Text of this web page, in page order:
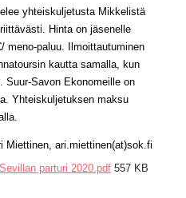
yhteiskuljetusta Mikkelistä
Hinta on jäsenelle
meno-paluu. Ilmoittautuminen
kautta samalla, kun
Suur-Savon Ekonomeille on
Yhteiskuljetuksen maksu
Miettinen, ari.miettinen(at)sok.fi
parturi 2020.pdf 557 KB